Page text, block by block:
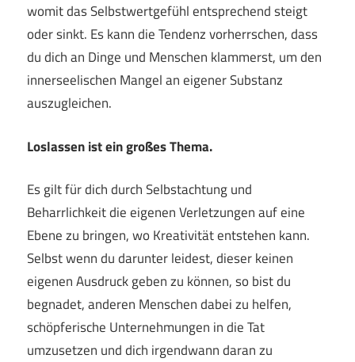
womit das Selbstwertgefühl entsprechend steigt
oder sinkt. Es kann die Tendenz vorherrschen, dass
du dich an Dinge und Menschen klammerst, um den
innerseelischen Mangel an eigener Substanz
auszugleichen.
Loslassen ist ein großes Thema.
Es gilt für dich durch Selbstachtung und
Beharrlichkeit die eigenen Verletzungen auf eine
Ebene zu bringen, wo Kreativität entstehen kann.
Selbst wenn du darunter leidest, dieser keinen
eigenen Ausdruck geben zu können, so bist du
begnadet, anderen Menschen dabei zu helfen,
schöpferische Unternehmungen in die Tat
umzusetzen und dich irgendwann daran zu